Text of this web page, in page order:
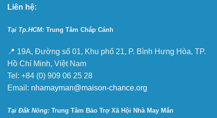
Liên hệ:
Tại Tp.HCM: Trung Tâm Chắp Cánh
📍 19A, Đường số 01, Khu phố 21, P. Bình Hưng Hòa, TP.
Hồ Chí Minh, Việt Nam
Tel: +84 (0) 909 06 25 28
Email: nhamayman@maison-chance.org
Tại Ðắk Nông: Trung Tâm Bảo Trợ Xã Hội Nhà May Mắn